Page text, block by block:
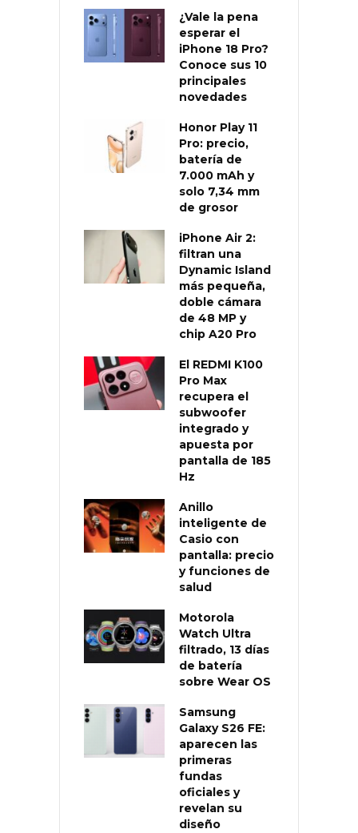
¿Vale la pena
esperar el
iPhone 18 Pro?
Conoce sus 10
principales
novedades
Honor Play 11
Pro: precio,
batería de
7.000 mAh y
solo 7,34 mm
de grosor
iPhone Air 2:
filtran una
Dynamic Island
más pequeña,
doble cámara
de 48 MP y
chip A20 Pro
El REDMI K100
Pro Max
recupera el
subwoofer
integrado y
apuesta por
pantalla de 185
Hz
Anillo
inteligente de
Casio con
pantalla: precio
y funciones de
salud
Motorola
Watch Ultra
filtrado, 13 días
de batería
sobre Wear OS
Samsung
Galaxy S26 FE:
aparecen las
primeras
fundas
oficiales y
revelan su
diseño